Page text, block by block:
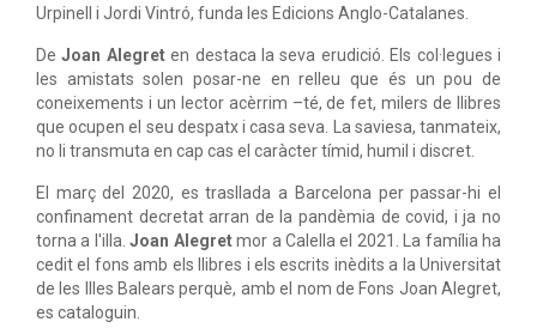
Urpinell i Jordi Vintró, funda les Edicions Anglo-Catalanes.
DeJoan Alegreten destaca la seva erudició. Els col·legues i
les amistats solen posar-ne en relleu que és un pou de
coneixements i un lector acèrrim –té, de fet, milers de llibres
que ocupen el seu despatx i casa seva. La saviesa, tanmateix,
no li transmuta en cap cas el caràcter tímid, humil i discret.
El març del 2020, es trasllada a Barcelona per passar-hi el
confinament decretat arran de la pandèmia de covid, i ja no
torna a l'illa.Joan Alegretmor a Calella el 2021. La família ha
cedit el fons amb els llibres i els escrits inèdits a la Universitat
de les Illes Balears perquè, amb el nom de Fons Joan Alegret,
es cataloguin.